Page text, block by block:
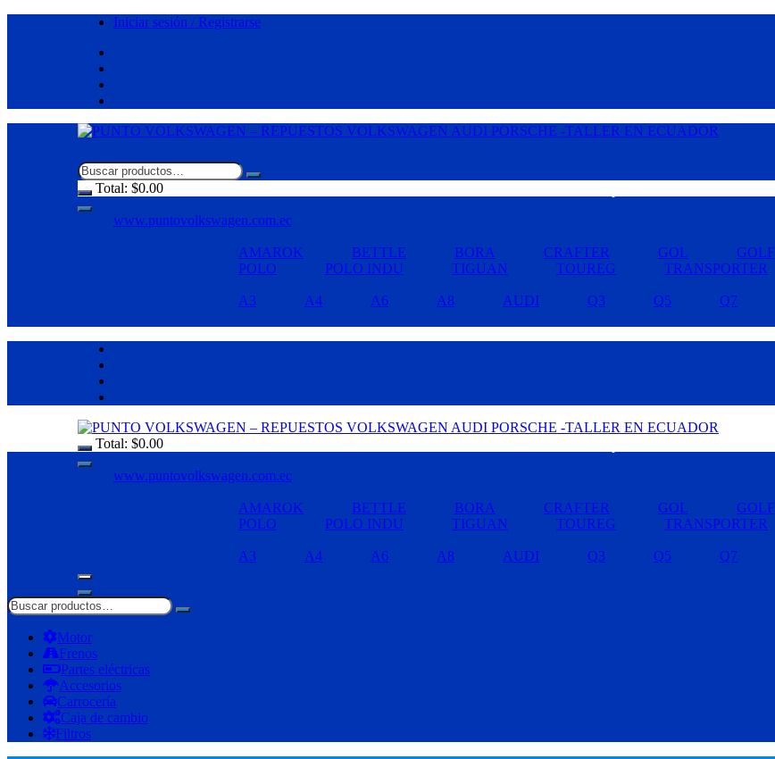
Iniciar sesión / Registrarse
Total: $0.00
www.puntovolkswagen.com.ec
AMAROK BETTLE BORA CRAFTER GOL GOLF
POLO
POLO INDU TIGUAN TOUREG TRANSPORTER
A3 A4 A6 A8 AUDI Q3 Q5 Q7
Total: $0.00
www.puntovolkswagen.com.ec
AMAROK BETTLE BORA CRAFTER GOL GOLF
POLO
POLO INDU TIGUAN TOUREG TRANSPORTER
A3 A4 A6 A8 AUDI Q3 Q5 Q7
Motor
Frenos
Partes eléctricas
Accesorios
Carrocería
Caja de cambio
Filtros